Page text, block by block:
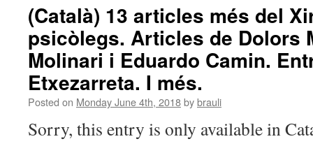
(Català) 13 articles més del
psicòlegs. Articles de Dolors
Molinari i Eduardo Camin.
Etxezarreta. I més.
Posted on Monday June 4th, 2018bybrauli
Sorry, this entry is only available in